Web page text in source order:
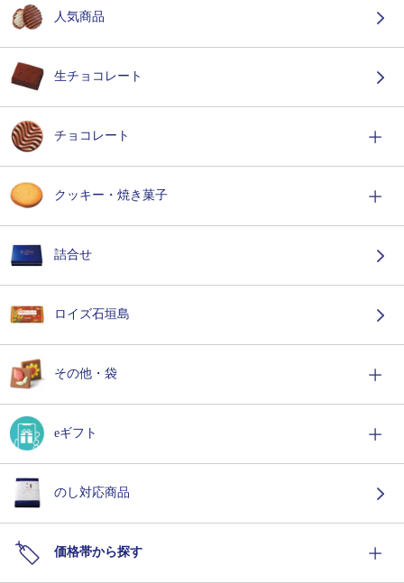
人気商品
生チョコレート
チョコレート
クッキー・焼き菓子
詰合せ
ロイズ石垣島
その他・袋
eギフト
のし対応商品
価格帯から探す